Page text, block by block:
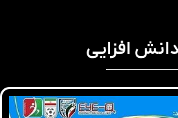
دانش افزایی